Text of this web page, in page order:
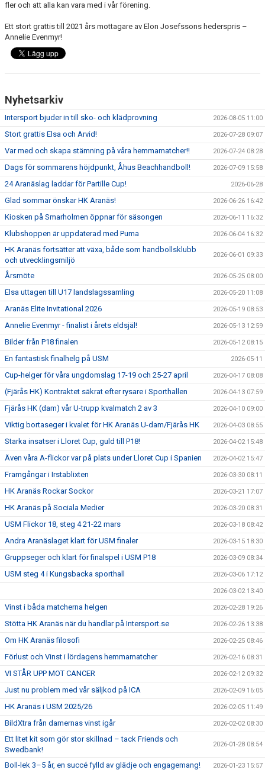
fler och att alla kan vara med i vår förening.
Ett stort grattis till 2021 års mottagare av Elon Josefssons hederspris –
Annelie Evenmyr!
Nyhetsarkiv
Intersport bjuder in till sko- och klädprovning 2026-08-05 11:00
Stort grattis Elsa och Arvid! 2026-07-28 09:07
Var med och skapa stämning på våra hemmamatcher!! 2026-07-24 08:28
Dags för sommarens höjdpunkt, Åhus Beachhandboll! 2026-07-09 15:58
24 Aranäslag laddar för Partille Cup! 2026-06-28
Glad sommar önskar HK Aranäs! 2026-06-26 16:42
Kiosken på Smarholmen öppnar för säsongen 2026-06-11 16:32
Klubshoppen är uppdaterad med Puma 2026-06-04 16:32
HK Aranäs fortsätter att växa, både som handbollsklubb
och utvecklingsmiljö
2026-06-01 09:33
Årsmöte 2026-05-25 08:00
Elsa uttagen till U17 landslagssamling 2026-05-20 11:08
Aranäs Elite Invitational 2026 2026-05-19 08:53
Annelie Evenmyr - finalist i årets eldsjäl! 2026-05-13 12:59
Bilder från P18 finalen 2026-05-12 08:15
En fantastisk finalhelg på USM 2026-05-11
Cup-helger för våra ungdomslag 17-19 och 25-27 april 2026-04-17 08:08
(Fjärås HK) Kontraktet säkrat efter rysare i Sporthallen 2026-04-13 07:59
Fjärås HK (dam) vår U-trupp kvalmatch 2 av 3 2026-04-10 09:00
Viktig bortaseger i kvalet för HK Aranäs U-dam/Fjärås HK 2026-04-03 08:55
Starka insatser i Lloret Cup, guld till P18! 2026-04-02 15:48
Även våra A-flickor var på plats under Lloret Cup i Spanien 2026-04-02 15:47
Framgångar i Irstablixten 2026-03-30 08:11
HK Aranäs Rockar Sockor 2026-03-21 17:07
HK Aranäs på Sociala Medier 2026-03-20 08:31
USM Flickor 18, steg 4 21-22 mars 2026-03-18 08:42
Andra Aranäslaget klart för USM finaler 2026-03-15 18:30
Gruppseger och klart för finalspel i USM P18 2026-03-09 08:34
USM steg 4 i Kungsbacka sporthall 2026-03-06 17:12
2026-03-02 13:40
Vinst i båda matcherna helgen 2026-02-28 19:26
Stötta HK Aranäs när du handlar på Intersport.se 2026-02-26 13:38
Om HK Aranäs filosofi 2026-02-25 08:46
Förlust och Vinst i lördagens hemmamatcher 2026-02-16 08:31
VI STÅR UPP MOT CANCER 2026-02-12 09:32
Just nu problem med vår säljkod på ICA 2026-02-09 16:05
HK Aranäs i USM 2025/26 2026-02-05 11:49
BildXtra från damernas vinst igår 2026-02-02 08:30
Ett litet kit som gör stor skillnad – tack Friends och
Swedbank!
2026-01-28 08:54
Boll-lek 3–5 år, en succé fylld av glädje och engagemang! 2026-01-23 15:57